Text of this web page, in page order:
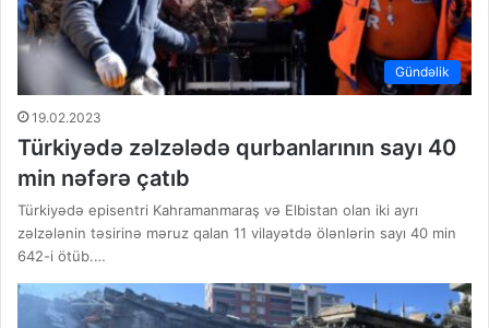
Gündəlik
19.02.2023
Türkiyədə zəlzələdə qurbanlarının sayı 40
min nəfərə çatıb
Türkiyədə episentri Kahramanmaraş və Elbistan olan iki ayrı
zəlzələnin təsirinə məruz qalan 11 vilayətdə ölənlərin sayı 40 min
642-i ötüb.…